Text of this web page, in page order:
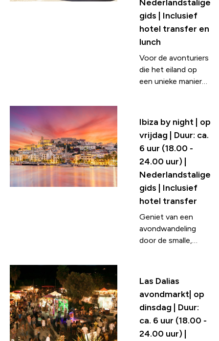
spectaculair uitzicht
op de Middellandse
strand met vrije tijd
en gelegenheid om
te zwemmen en
natuurpark Ses
Nederlandstalige
gids | Inclusief
hotel transfer en
lunch
Voor de avonturiers
die het eiland op
een unieke manier
terreinwagens zul je
wegen berijden
waar niemand
anders komt. De
route voert je door
de bergen op de
noord-, oost- en
westkant van het
afgelegen
kustwegen en door
verborgen valleien
kun je tevens
zwemmen.
Ibiza by night | op
vrijdag | Duur: ca.
6 uur (18.00 -
24.00 uur) |
Nederlandstalige
gids | Inclusief
hotel transfer
Geniet van een
avondwandeling
door de smalle,
Ibiza. Dompel jezelf
onder in de
magische sfeer van
een van de
beroemdste
Las Dalias
avondmarkt| op
dinsdag | Duur:
ca. 6 uur (18.00 -
24.00 uur) |